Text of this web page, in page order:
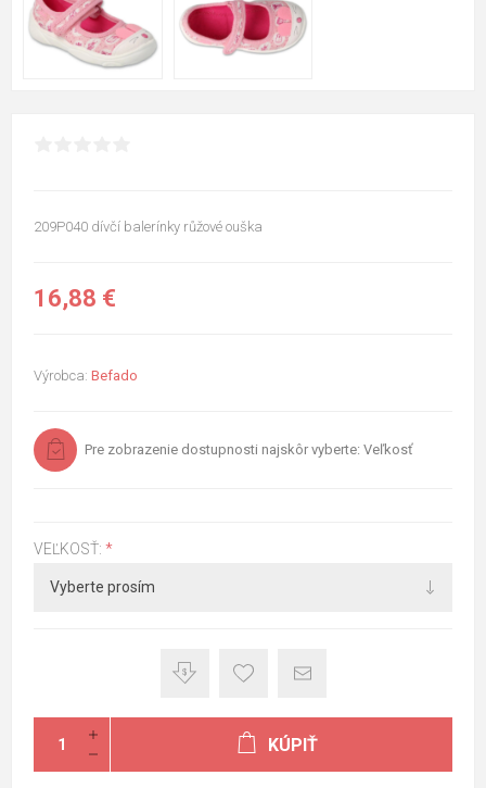
209P040 dívčí balerínky růžové ouška
16,88 €
Výrobca: Befado
Pre zobrazenie dostupnosti najskôr vyberte: Veľkosť
VEĽKOSŤ: *
KÚPIŤ